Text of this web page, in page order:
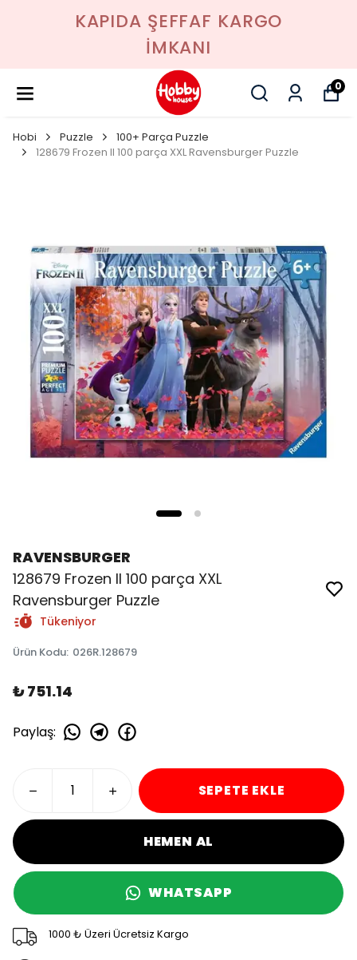
KAPIDA ŞEFFAF KARGO
İMKANI
0
Hobi Puzzle
100+ Parça Puzzle
128679 Frozen II 100 parça XXL Ravensburger Puzzle
RAVENSBURGER
128679 Frozen II 100 parça XXL
Ravensburger Puzzle
Tükeniyor
Ürün Kodu: 026R.128679
₺ 751.14
Paylaş:
SEPETE EKLE
HEMEN AL
WHATSAPP
1000 ₺ Üzeri Ücretsiz Kargo